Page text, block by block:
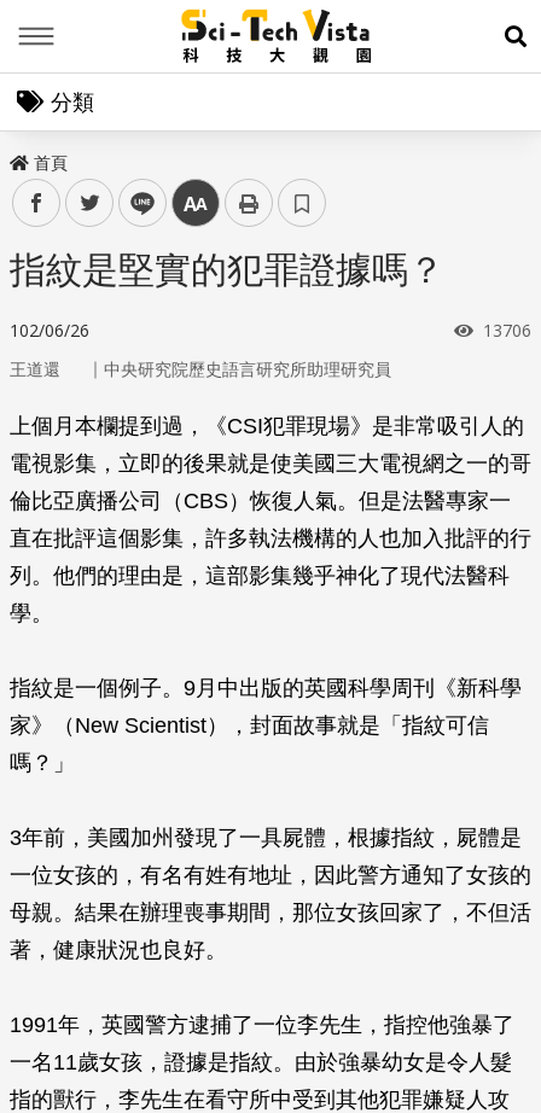
展
分類
首頁
facebooktwitter line 中
指紋是堅實的犯罪證據嗎？
102/06/26 瀏覽次
13706
王道還 ｜ 中央研究院歷史語言研究所助理研究員
上個月本欄提到過，《CSI犯罪現場》是非常吸引人的
電視影集，立即的後果就是使美國三大電視網之一的哥
倫比亞廣播公司（CBS）恢復人氣。但是法醫專家一
直在批評這個影集，許多執法機構的人也加入批評的行
列。他們的理由是，這部影集幾乎神化了現代法醫科
學。
指紋是一個例子。9月中出版的英國科學周刊《新科學
家》（ New Scientist），封面故事就是「指紋可信
嗎？」
3年前，美國加州發現了一具屍體，根據指紋，屍體是
一位女孩的，有名有姓有地址，因此警方通知了女孩的
母親。結果在辦理喪事期間，那位女孩回家了，不但活
著，健康狀況也良好。
1991年，英國警方逮捕了一位李先生，指控他強暴了
一名11歲女孩，證據是指紋。由於強暴幼女是令人髮
指的獸行，李先生在看守所中受到其他犯罪嫌疑人攻